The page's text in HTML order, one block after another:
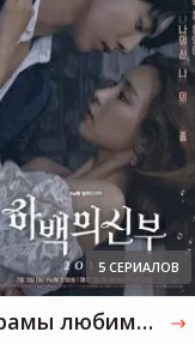
5 СЕРИАЛОВ
Дорамы любимые
Valerya_ya
Медицина, литература